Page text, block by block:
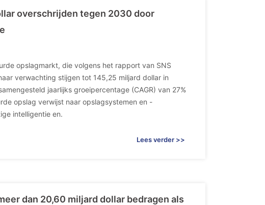
overschrijden tegen 2030 door
opslagmarkt, die volgens het rapport van SNS
verwachting stijgen tot 145,25 miljard dollar in
jaarlijks groeipercentage (CAGR) van 27%
opslag verwijst naar opslagsystemen en -
intelligentie en.
Lees verder >>
dan 20,60 miljard dollar bedragen als